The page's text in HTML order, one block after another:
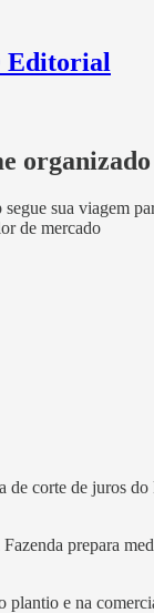
Editorial
organizado
sua viagem
de mercado
de corte de juros do
prepara
plantio e na